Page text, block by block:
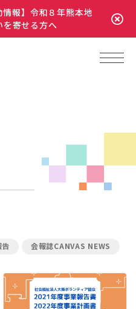
情報】令和８年熊本地
を寄せる方へ
会報誌CANVAS NEWS